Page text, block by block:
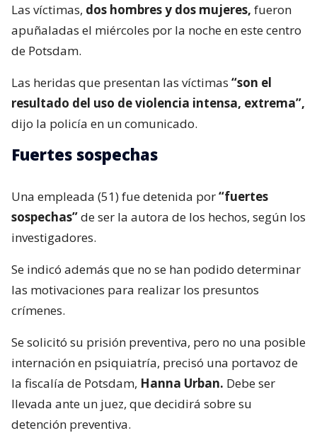
Las víctimas, dos hombres y dos mujeres, fueron
apuñaladas el miércoles por la noche en este centro
de Potsdam.
Las heridas que presentan las víctimas “son el
resultado del uso de violencia intensa, extrema”,
dijo la policía en un comunicado.
Fuertes sospechas
Una empleada (51) fue detenida por“fuertes
sospechas”de ser la autora de los hechos, según los
investigadores.
Se indicó además que no se han podido determinar
las motivaciones para realizar los presuntos
crímenes.
Se solicitó su prisión preventiva, pero no una posible
internación en psiquiatría, precisó una portavoz de
la fiscalía de Potsdam, Hanna Urban. Debe ser
llevada ante un juez, que decidirá sobre su
detención preventiva.